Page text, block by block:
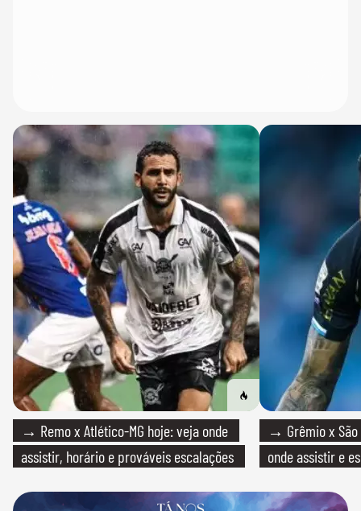
→ Remo x Atlético-MG hoje: veja onde
assistir, horário e prováveis escalações
→ Grêmio x São
onde assistir e